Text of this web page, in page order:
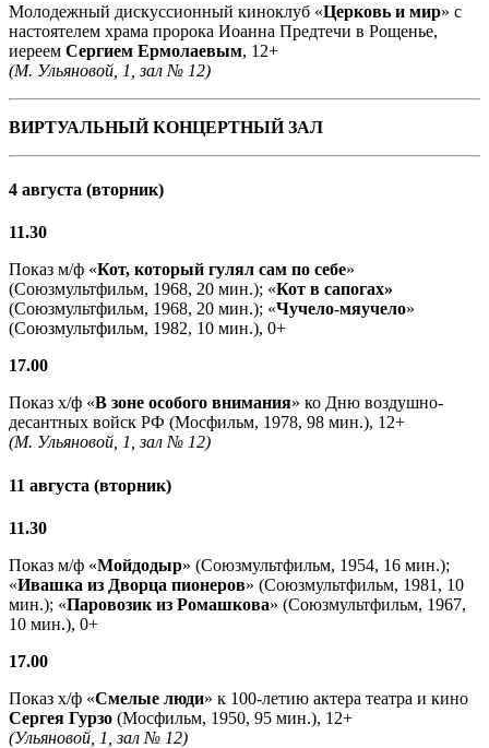
Молодежный дискуссионный киноклуб «Церковь и мир» с
настоятелем храма пророка Иоанна Предтечи в Рощенье,
иереем Сергием Ермолаевым, 12+
(М. Ульяновой, 1, зал № 12)
ВИРТУАЛЬНЫЙ КОНЦЕРТНЫЙ ЗАЛ
4 августа (вторник)
11.30
Показ м/ф «Кот, который гулял сам по себе»
(Союзмультфильм, 1968, 20 мин.); «Кот в сапогах»
(Союзмультфильм, 1968, 20 мин.); «Чучело-мяучело»
(Союзмультфильм, 1982, 10 мин.), 0+
17.00
Показ х/ф «В зоне особого внимания» ко Дню воздушно-
десантных войск РФ (Мосфильм, 1978, 98 мин.), 12+
(М. Ульяновой, 1, зал № 12)
11 августа (вторник)
11.30
Показ м/ф «Мойдодыр» (Союзмультфильм, 1954, 16 мин.);
«Ивашка из Дворца пионеров» (Союзмультфильм, 1981, 10
мин.); «Паровозик из Ромашкова» (Союзмультфильм, 1967,
10 мин.), 0+
17.00
Показ х/ф «Смелые люди» к 100-летию актера театра и кино
Сергея Гурзо (Мосфильм, 1950, 95 мин.), 12+
(Ульяновой, 1, зал № 12)